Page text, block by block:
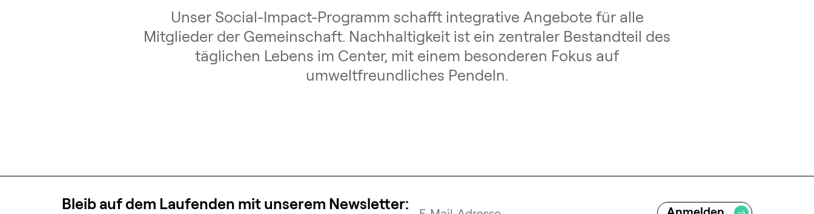
Unser Social-Impact-Programm schafft integrative Angebote für alle
Mitglieder der Gemeinschaft. Nachhaltigkeit ist ein zentraler Bestandteil des
täglichen Lebens im Center, mit einem besonderen Fokus auf
umweltfreundliches Pendeln.
Bleib auf dem Laufenden mit unserem Newsletter: